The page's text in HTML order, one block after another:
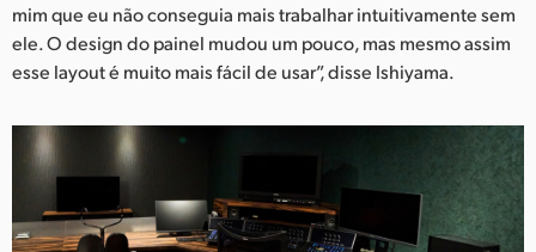
mim que eu não conseguia mais trabalhar intuitivamente sem
ele. O design do painel mudou um pouco, mas mesmo assim
esse layout é muito mais fácil de usar”, disse Ishiyama.